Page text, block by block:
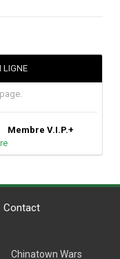
LIGNE
Membre V.I.P.+
Contact
Chinatown Wars